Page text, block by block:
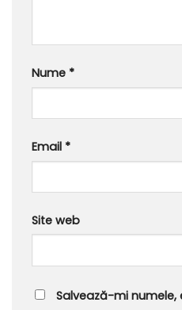
Nume *
Email *
Site web
Salvează-mi